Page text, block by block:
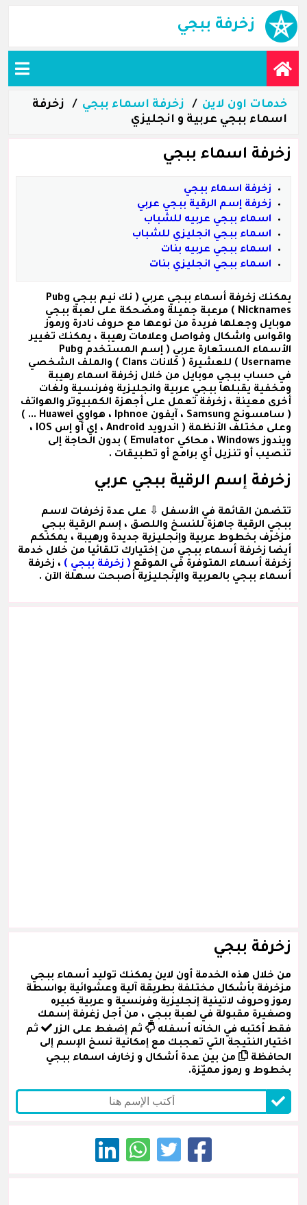
زخرفة ببجي
خدمات اون لاين زخرفة اسماء ببجي
زخرفة
اسماء ببجي عربية و انجليزي
زخرفة اسماء ببجي
زخرفة اسماء ببجي
زخرفة إسم الرقية ببجي عربي
اسماء ببجي عربيه للشباب
اسماء ببجي انجليزي للشباب
اسماء ببجي عربيه بنات
اسماء ببجي انجليزي بنات
يمكنك زخرفة أسماء ببجي عربي
( نك نيم ببجي Pubg
Nicknames ) مرعبة جميلة ومضحكة على لعبة ببجي
موبايل وجعلها فريدة من نوعها مع حروف نادرة ورموز
واقواس واشكال وفواصل وعلامات رهيبة ، يمكنك تغيير
الأسماء المستعارة عربي
( إسم المستخدم Pubg
Username )
للعشيرة ( كلانات Clans )
والملف الشخصي
في حساب ببجي موبايل من خلال زخرفة اسماء رهيبة
ومخفية يقبلها ببجي عربية وانجليزية وفرنسية ولغات
أخرى معينة ، زخرفة تعمل على أجهزة الكمبيوتر والهواتف
( سامسونج Samsung ، آيفون Iphnoe ، هواوي Huawei ... )
وعلى مختلف الأنظمة ( اندرويد Android ، إي أو إس IOS ،
ويندوز Windows ، محاكي Emulator ) بدون الحاجة إلى
تنصيب أو تنزيل أي برامج أو تطبيقات .
زخرفة إسم الرقية ببجي عربي
تتضمن القائمة في الأسفل ⇩ على عدة زخرفات لاسم
ببجي الرقية جاهزة للنسخ واللصق ،إسم الرقية ببجي
مزخرف بخطوط عربية وإنجليزية جديدة ورهيبة ، يمكنكم
أيضا زخرفة أسماء ببجي من إختيارك تلقائيا من خلال خدمة
زخرفة أسماء المتوفرة في الموقع ( زخرفة ببجي ) ، زخرفة
أسماء ببجي بالعربية والإنجليزية أصبحت سهلة الآن .
زخرفة ببجي
من خلال هذه الخدمة أون لاين يمكنك توليد أسماء ببجي
مزخرفة بأشكال مختلفة بطريقة آلية وعشوائية بواسطة
رموز وحروف لاتينية إنجليزية وفرنسية و عربية كبيره
وصغيرة مقبولة في لعبة ببجي ، من أجل زغرفة إسمك
فقط أكتبه في الخانه أسفله
ثم إضغط على الزر
ثم
اختيار النتيجة التي تعجبك مع إمكانية نسخ الإسم إلى
الحافظة
من بين عدة أشكال و زخارف اسماء ببجي
بخطوط و رموز مميّزة.